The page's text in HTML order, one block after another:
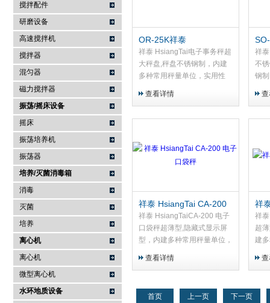
搅拌配件
研磨设备
高速搅拌机
搅拌器
混匀器
磁力搅拌器
振荡/摇床设备
摇床
振荡培养机
振荡器
培养/灭菌消毒箱
消毒
灭菌
培养
离心机
离心机
微型离心机
水环地质设备
OR-25K祥泰
HsiangTai 电子事务秤
祥泰 HsiangTai电子事务秤超
大秤盘,秤盘不锈钢制，内建
多种常用秤量单位，实用性
盘盛装样本。
查看详情
锈
祥
不
钢
祥泰 HsiangTai CA-200
电子口袋秤
祥泰 HsiangTaiCA-200 电子
口袋秤超薄型,隐藏式显示屏
型，内建多种常用秤量单位，
保护面板
查看详情
祥
袋
祥
超
建
首页 上一页 下一页